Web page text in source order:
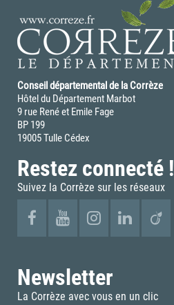
Conseil départemental de la Corrèze
Hôtel du Département Marbot
9 rue René et Emile Fage
BP 199
19005 Tulle Cédex
Restez connecté !
Suivez la Corrèze sur les réseaux
Newsletter
La Corrèze avec vous en un clic